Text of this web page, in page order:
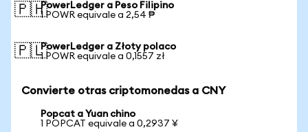
🇵🇭PowerLedger a Peso Filipino
1 POWR equivale a 2,54 ₱
🇵🇱PowerLedger a Złoty polaco
1 POWR equivale a 0,1557 zł
Convierte otras criptomonedas a CNY
Popcat a Yuan chino
1 POPCAT equivale a 0,2937 ¥